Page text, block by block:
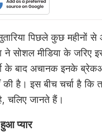
पिछले कुछ महीनों
ने सोशल मीडिया के जरिए
के बाद अचानक इनके
है। इस बीच चर्चा है कि
चलिए जानते हैं।
प्यार